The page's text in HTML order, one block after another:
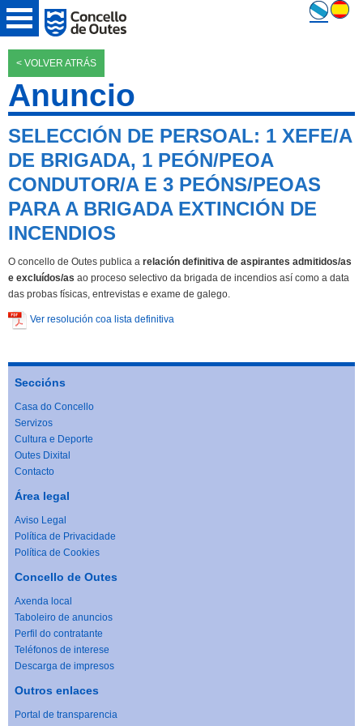
< VOLVER ATRÁS
Anuncio
SELECCIÓN DE PERSOAL: 1 XEFE/A
DE BRIGADA, 1 PEÓN/PEOA
CONDUTOR/A E 3 PEÓNS/PEOAS
PARA A BRIGADA EXTINCIÓN DE
INCENDIOS
O concello de Outes publica a relación definitiva de aspirantes admitidos/as
e excluídos/as ao proceso selectivo da brigada de incendios así como a data
das probas físicas, entrevistas e exame de galego.
Ver resolución coa lista definitiva
Seccións
Casa do Concello
Servizos
Cultura e Deporte
Outes Dixital
Contacto
Área legal
Aviso Legal
Política de Privacidade
Política de Cookies
Concello de Outes
Axenda local
Taboleiro de anuncios
Perfil do contratante
Teléfonos de interese
Descarga de impresos
Outros enlaces
Portal de transparencia